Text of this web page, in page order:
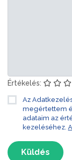
Értékelés:
Az
megértettem
adataim az
kezeléséhez.
Küldés